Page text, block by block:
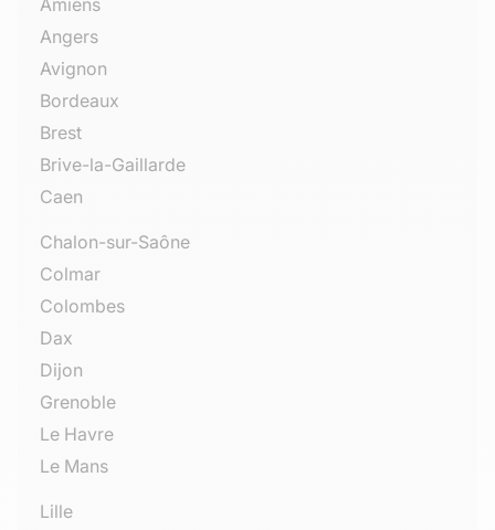
Angers
Avignon
Bordeaux
Brest
Brive-la-Gaillarde
Caen
Chalon-sur-Saône
Colmar
Colombes
Dax
Dijon
Grenoble
Le Havre
Le Mans
Lille